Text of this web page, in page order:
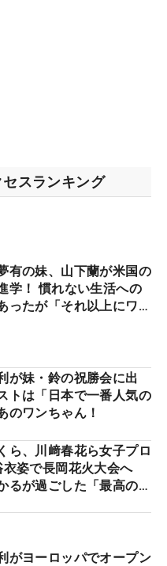
スランキング
有の妹、山下蘭が米国の
学！ 慣れない生活への
ったが「それ以上にワク
が妹・鈴の祝勝会に出
は「日本で一番人気の
のワンちゃん！
ら、川﨑春花ら女子プロ
衣姿で長岡花火大会へ
るが過ごした「最高の夏
がヨーロッパでオープン